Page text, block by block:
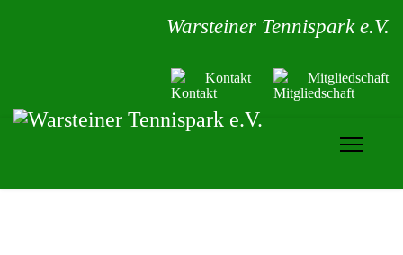
Warsteiner Tennispark e.V.
Kontakt Mitgliedschaft